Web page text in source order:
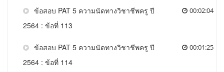
ข้อสอบ PAT 5 ความนัดทางวิชาชีพครู ปี
2564 : ข้อที่ 113
00:02:04
ข้อสอบ PAT 5 ความนัดทางวิชาชีพครู ปี
2564 : ข้อที่ 114
00:01:25